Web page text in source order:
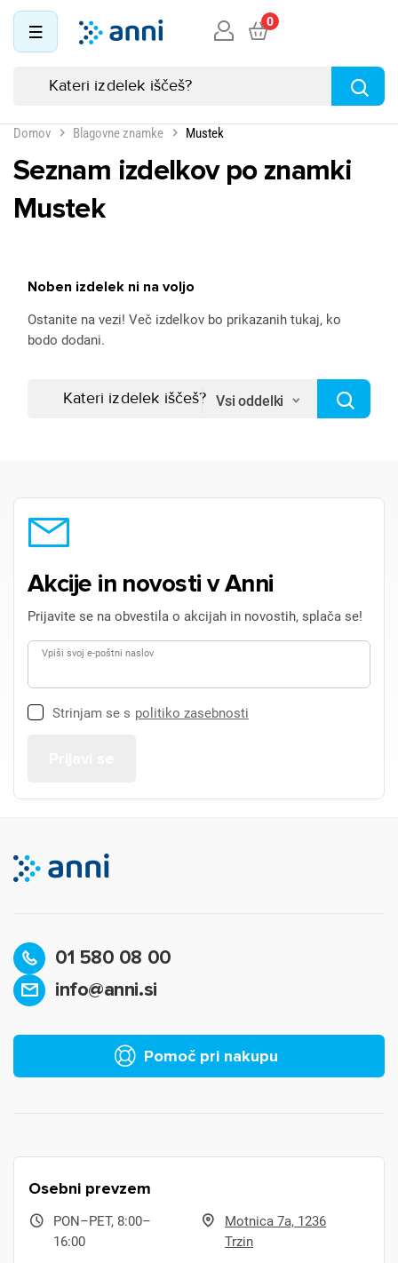
0
Domov Blagovne znamke Mustek
Seznam izdelkov po znamki
Mustek
Noben izdelek ni na voljo
Ostanite na vezi! Več izdelkov bo prikazanih tukaj, ko
bodo dodani.
Vsi oddelki
Akcije in novosti v Anni
Prijavite se na obvestila o akcijah in novostih, splača se!
Vpiši svoj e-poštni naslov
Strinjam se s politiko zasebnosti
01 580 08 00
info@anni.si
Pomoč pri nakupu
Osebni prevzem
PON–PET, 8:00–
16:00
Motnica 7a, 1236
Trzin
Prijava
Za dodajanje na seznam želja morate biti prijavljeni.